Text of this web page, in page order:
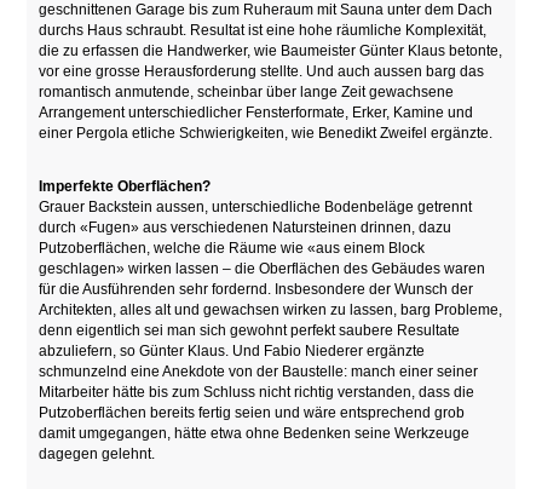
geschnittenen Garage bis zum Ruheraum mit Sauna unter dem Dach
durchs Haus schraubt. Resultat ist eine hohe räumliche Komplexität,
die zu erfassen die Handwerker, wie Baumeister Günter Klaus betonte,
vor eine grosse Herausforderung stellte. Und auch aussen barg das
romantisch anmutende, scheinbar über lange Zeit gewachsene
Arrangement unterschiedlicher Fensterformate, Erker, Kamine und
einer Pergola etliche Schwierigkeiten, wie Benedikt Zweifel ergänzte.
Imperfekte Oberflächen?
Grauer Backstein aussen, unterschiedliche Bodenbeläge getrennt
durch «Fugen» aus verschiedenen Natursteinen drinnen, dazu
Putzoberflächen, welche die Räume wie «aus einem Block
geschlagen» wirken lassen – die Oberflächen des Gebäudes waren
für die Ausführenden sehr fordernd. Insbesondere der Wunsch der
Architekten, alles alt und gewachsen wirken zu lassen, barg Probleme,
denn eigentlich sei man sich gewohnt perfekt saubere Resultate
abzuliefern, so Günter Klaus. Und Fabio Niederer ergänzte
schmunzelnd eine Anekdote von der Baustelle: manch einer seiner
Mitarbeiter hätte bis zum Schluss nicht richtig verstanden, dass die
Putzoberflächen bereits fertig seien und wäre entsprechend grob
damit umgegangen, hätte etwa ohne Bedenken seine Werkzeuge
dagegen gelehnt.